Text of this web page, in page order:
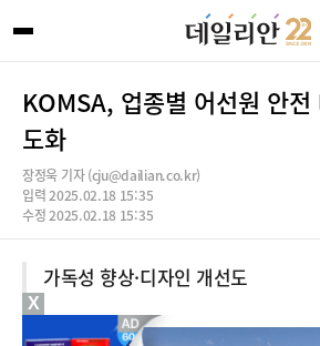
KOMSA, 업종별 어선원 안전
도화
장정욱 기자 (cju@dailian.co.kr)
입력 2025.02.18 15:35
수정 2025.02.18 15:35
가독성 향상·디자인 개선도
X